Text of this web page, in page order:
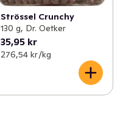
Strössel Crunchy
130 g, Dr. Oetker
35,95 kr
276,54 kr /kg